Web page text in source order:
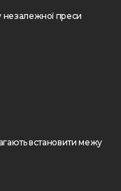
преси
встановити межу